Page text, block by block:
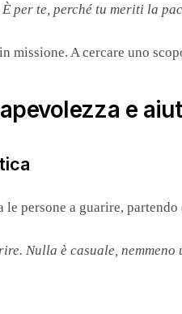
per te, perché tu meriti la
A cercare uno
e
persone a guarire,
Nulla è casuale, nemmeno